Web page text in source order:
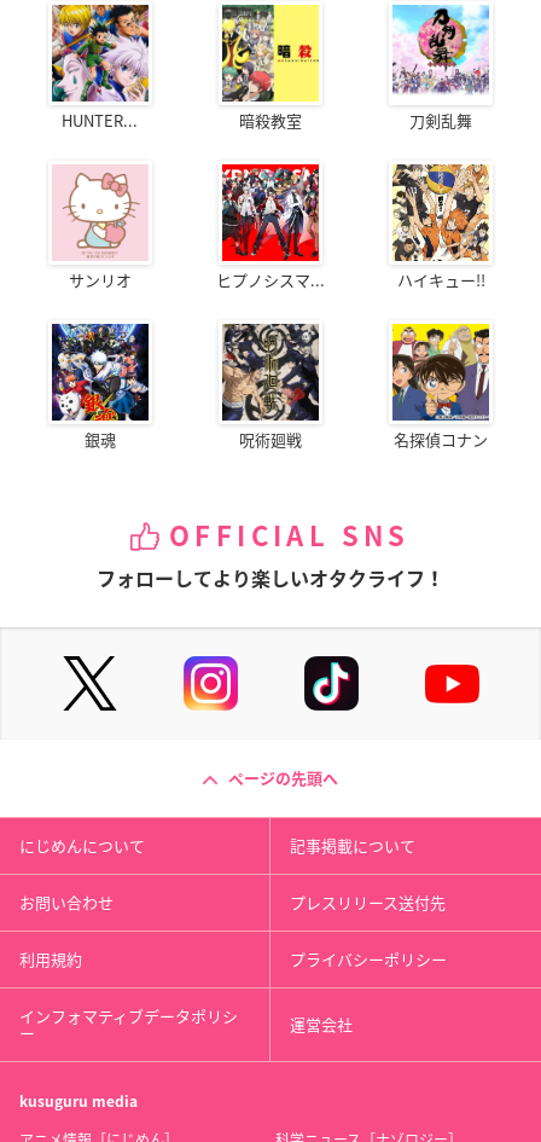
HUNTER... 暗殺教室 刀剣乱舞
サンリオ ヒプノシスマ... ハイキュー!!
銀魂 呪術廻戦 名探偵コナン
OFFICIAL SNS
フォローしてより楽しいオタクライフ！
ページの先頭へ
にじめんについて 記事掲載について
お問い合わせ プレスリリース送付先
利用規約 プライバシーポリシー
インフォマティブデータポリシ
ー 運営会社
kusuguru media